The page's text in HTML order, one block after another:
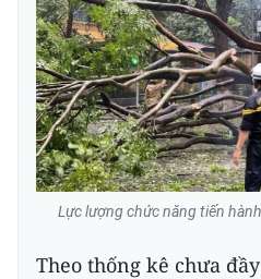
Lực lượng chức năng tiến
Theo thống kê chưa